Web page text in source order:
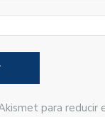
para reducir